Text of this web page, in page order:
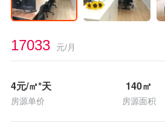
17033 元/月
4元/㎡*天
房源单价
140㎡
房源面积